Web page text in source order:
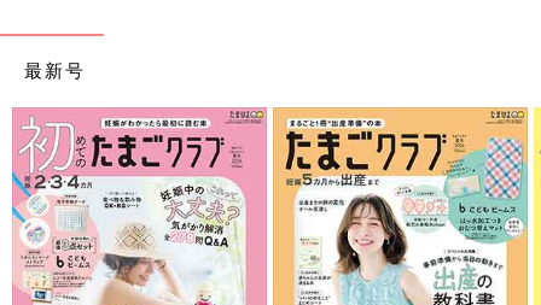
最新! 初めての育児新百科 (ベネッセ・ムック たまひよブッ
クス たまひよ新百科シリーズ)
大人気「新百科シリーズ」の「育児新百科」がリニューアル！
新生児から
3歳まで、月齢別に毎日の赤ちゃんの成長の様子とマ
マ＆パパができることを徹底紹介。
最新号